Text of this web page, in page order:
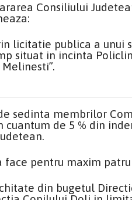
Consiliului
licitatie publica a unui
situat in incinta
sedinta membrilor
cuantum de 5 % din
face pentru maxim
din bugetul